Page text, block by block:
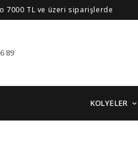
7000 TL ve üzeri siparişlerde
89
KOLYELER